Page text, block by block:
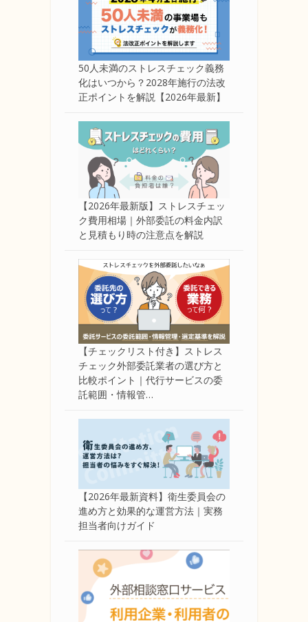
50人未満のストレスチェック義務
化はいつから？2028年施行の法改
正ポイントを解説【2026年最新】
【2026年最新版】ストレスチェッ
ク費用相場｜外部委託の料金内訳
と見積もり時の注意点を解説
【チェックリスト付き】ストレス
チェック外部委託業者の選び方と
比較ポイント｜代行サービスの委
託範囲・情報管…
【2026年最新資料】衛生委員会の
進め方と効果的な運営方法｜実務
担当者向けガイド